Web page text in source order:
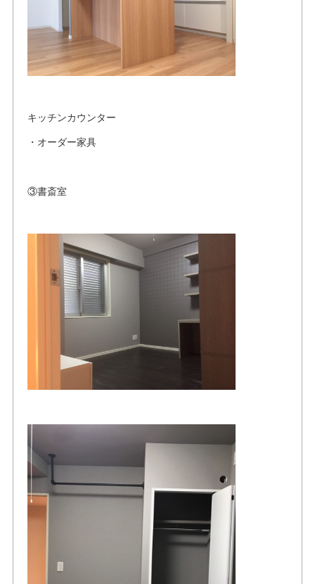
キッチンカウンター
・オーダー家具
③書斎室